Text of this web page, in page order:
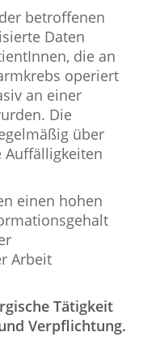
betroffenen
Daten
die an
operiert
an einer
Die
über
Auffälligkeiten
einen hohen
Arbeit
Tätigkeit
Verpflichtung.